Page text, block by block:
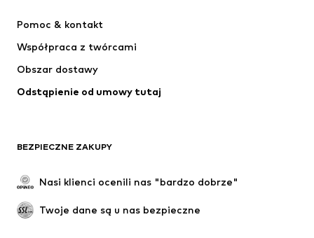
ADIDAS PERFORMANCE
Pomoc & kontakt
Współpraca z twórcami
Obszar dostawy
Odstąpienie od umowy tutaj
BEZPIECZNE ZAKUPY
Nasi klienci ocenili nas "bardzo dobrze"
Twoje dane są u nas bezpieczne